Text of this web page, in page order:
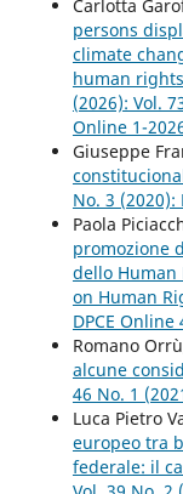
Carlotta
persons
climate
human
(2026): Vol.
Online 1-
Giuseppe
No. 3 (2020):
Paola
promozione
dello Human
on Human
DPCE Online
Romano
alcune
46 No. 1
Luca Pietro
europeo tra
federale: il